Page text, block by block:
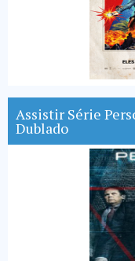
Assistir Série
Dublado